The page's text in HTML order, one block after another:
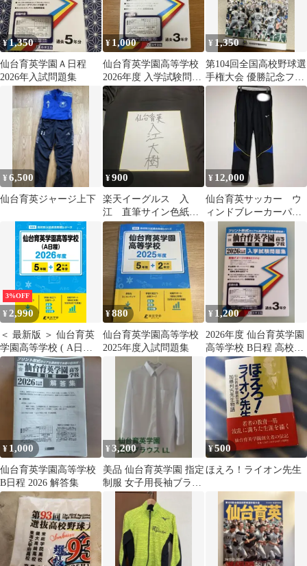
¥1,350
仙台育英学園Ａ日程
2026年入試問題集
¥ 1,000
仙台育英学園高等学校
2026年度 入学試験問題
集 B日程
¥ 1,350
第104回全国高校野球選
手権大会 優勝記念フォ
トブック 仙台育英
¥6,500
仙台育英ジャージ上下
¥900
楽天イーグルス 入
江 直筆サイン色紙
仙台育英
¥ 12,000
仙台育英サッカー ウ
ィンドブレーカーパン
3%OFF
¥ 2,990
＜ 最新版 ＞ 仙台育英
学園高等学校 ( A日程 )
2026年度版 【 過去問
5+2年分 】 仙台育英 仙
台育英高校 (高校別入
試問題シリーズG04)
¥880
仙台育英学園高等学校
2025年度入試問題集
¥ 1,200
2026年度 仙台育英学園
高等学校 B日程 高校入
試 過去問題集 特進
¥ 1,000
仙台育英学園高等学校
B日程 2026 解答集
¥3,200
美品 仙台育英学園 指定
制服 女子用長袖ブラウ
ス サイズLL
¥500
ほえろ！ライオン先生